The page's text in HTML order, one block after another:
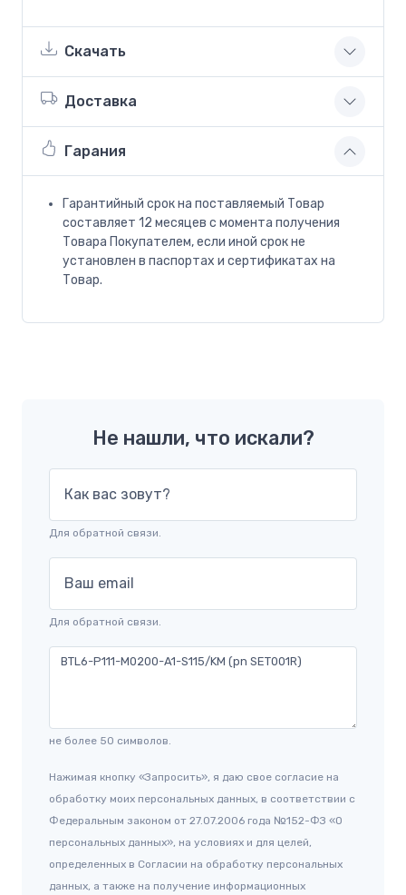
Скачать
Доставка
Гарания
Гарантийный срок на поставляемый Товар
составляет 12 месяцев с момента получения
Товара Покупателем, если иной срок не
установлен в паспортах и сертификатах на
Товар.
Не нашли, что искали?
Как вас зовут?
Для обратной связи.
Ваш email
Для обратной связи.
не более 50 символов.
Нажимая кнопку «Запросить», я даю свое согласие на
обработку моих персональных данных, в соответствии с
Федеральным законом от 27.07.2006 года №152-ФЗ «О
персональных данных», на условиях и для целей,
определенных в Согласии на обработку персональных
данных, а также на получение информационных